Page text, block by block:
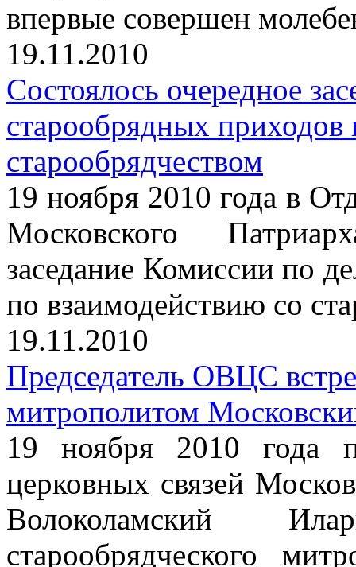
впервые совершен
19.11.2010
Состоялось очередное
старообрядных
старообрядчеством
19 ноября 2010 года в
Московского
заседание Комиссии по
по взаимодействию со
19.11.2010
Председатель ОВЦС
митрополитом
19 ноября 2010 года
церковных связей
Волоколамский
старообрядческого